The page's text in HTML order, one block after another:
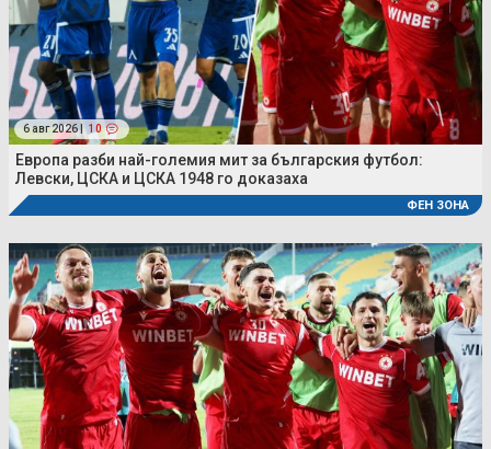
6 авг 2026 | 10
Европа разби най-големия мит за българския футбол:
Левски, ЦСКА и ЦСКА 1948 го доказаха
ФЕН ЗОНА